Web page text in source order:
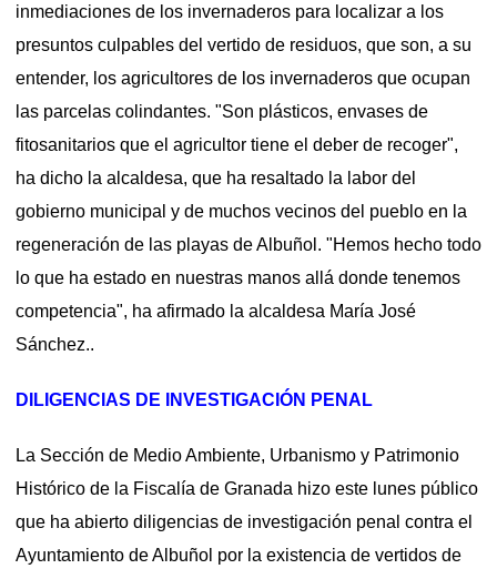
inmediaciones de los invernaderos para localizar a los
presuntos culpables del vertido de residuos, que son, a su
entender, los agricultores de los invernaderos que ocupan
las parcelas colindantes. "Son plásticos, envases de
fitosanitarios que el agricultor tiene el deber de recoger",
ha dicho la alcaldesa, que ha resaltado la labor del
gobierno municipal y de muchos vecinos del pueblo en la
regeneración de las playas de Albuñol. "Hemos hecho todo
lo que ha estado en nuestras manos allá donde tenemos
competencia", ha afirmado la alcaldesa María José
Sánchez..
DILIGENCIAS DE INVESTIGACIÓN PENAL
La Sección de Medio Ambiente, Urbanismo y Patrimonio
Histórico de la Fiscalía de Granada hizo este lunes público
que ha abierto diligencias de investigación penal contra el
Ayuntamiento de Albuñol por la existencia de vertidos de